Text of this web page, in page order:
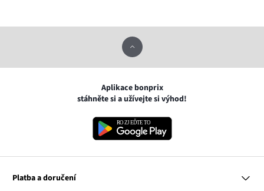
Aplikace bonprix
stáhněte si a užívejte si výhod!
Platba a doručení